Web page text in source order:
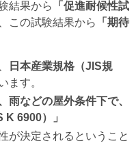
結果から
「促進耐候性試
この試験結果から
「期待
日本産業規格（JIS規
ます。
雨などの屋外条件下で、
6900）」
が決定されるということ